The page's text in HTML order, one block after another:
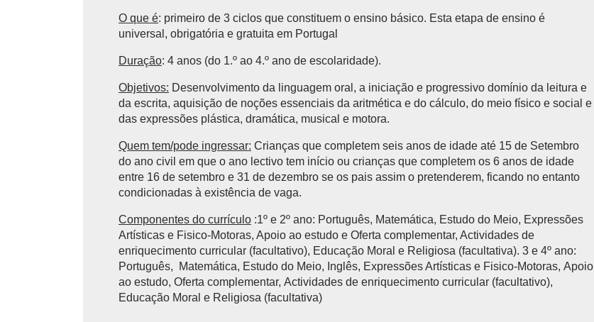
O que é: primeiro de 3 ciclos que constituem o ensino básico. Esta etapa de ensino é
universal, obrigatória e gratuita em Portugal
Duração: 4 anos (do 1.º ao 4.º ano de escolaridade).
Objetivos: Desenvolvimento da linguagem oral, a iniciação e progressivo domínio da leitura e
da escrita, aquisição de noções essenciais da aritmética e do cálculo, do meio físico e social e
das expressões plástica, dramática, musical e motora.
Quem tem/pode ingressar: Crianças que completem seis anos de idade até 15 de Setembro
do ano civil em que o ano lectivo tem início ou crianças que completem os 6 anos de idade
entre 16 de setembro e 31 de dezembro se os pais assim o pretenderem, ficando no entanto
condicionadas à existência de vaga.
Componentes do currículo :1º e 2º ano: Português, Matemática, Estudo do Meio, Expressões
Artísticas e Fisico-Motoras, Apoio ao estudo e Oferta complementar, Actividades de
enriquecimento curricular (facultativo), Educação Moral e Religiosa (facultativa). 3 e 4º ano:
Português, Matemática, Estudo do Meio, Inglês, Expressões Artísticas e Fisico-Motoras, Apoio
ao estudo, Oferta complementar, Actividades de enriquecimento curricular (facultativo),
Educação Moral e Religiosa (facultativa)